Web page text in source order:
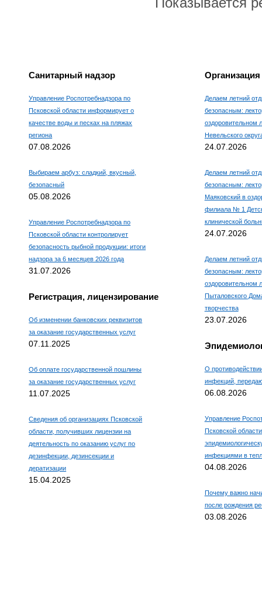
Санитарный надзор
Управление Роспотребнадзора по
Псковской области информирует о
качестве воды и песках на пляжах
региона
07.08.2026
Выбираем арбуз: сладкий, вкусный,
безопасный
05.08.2026
Управление Роспотребнадзора по
Псковской области контролирует
безопасность рыбной продукции: итоги
надзора за 6 месяцев 2026 года
31.07.2026
Регистрация, лицензирование
Об изменении банковских реквизитов
за оказание государственных услуг
07.11.2025
Об оплате государственной пошлины
за оказание государственных услуг
11.07.2025
Сведения об организациях Псковской
области, получивших лицензии на
деятельность по оказанию услуг по
дезинфекции, дезинсекции и
дератизации
15.04.2025
Делаем летний
безопасным:
оздоровительном
Невельского
24.07.2026
Делаем летний
безопасным:
Маяковский в
филиала № 1
клинической
24.07.2026
Делаем летний
безопасным:
оздоровительном
Пыталовского
творчества
23.07.2026
О
инфекций,
06.08.2026
Управление
Псковской
инфекциями в
04.08.2026
Почему важно
после рождения
03.08.2026